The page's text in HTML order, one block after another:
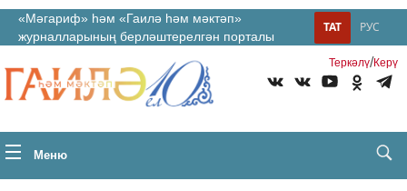
«Мәгариф» һәм «Гаилә һәм мәктәп»
журналларының берләштерелгән порталы
РУС
ТАТ
Теркəлү/Керү
Меню